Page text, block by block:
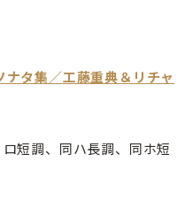
タ集／工藤重典＆リチャ
短調、同ハ長調、同ホ短